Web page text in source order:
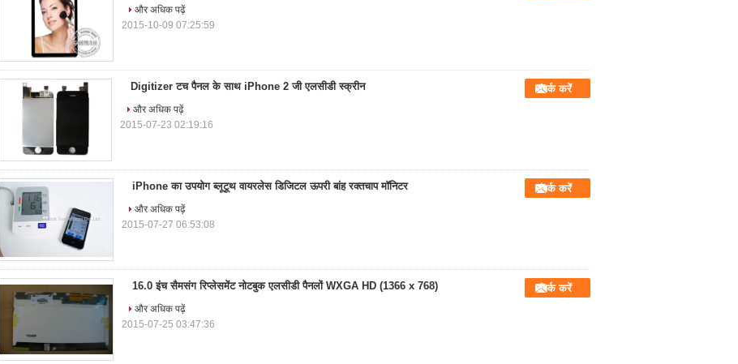
और अधिक पढ़ें
2015-10-09 07:25:59
Digitizer टच पैनल के साथ iPhone 2 जी एलसीडी स्क्रीन संपर्क करें
और अधिक पढ़ें
2015-07-23 02:19:16
iPhone का उपयोग ब्लूटूथ वायरलेस डिजिटल ऊपरी बांह रक्तचाप मॉनिटर संपर्क करें
और अधिक पढ़ें
2015-07-27 06:53:08
16.0 इंच सैमसंग रिप्लेसमेंट नोटबुक एलसीडी पैनलों WXGA HD (1366 x 768) संपर्क करें
और अधिक पढ़ें
2015-07-25 03:47:36